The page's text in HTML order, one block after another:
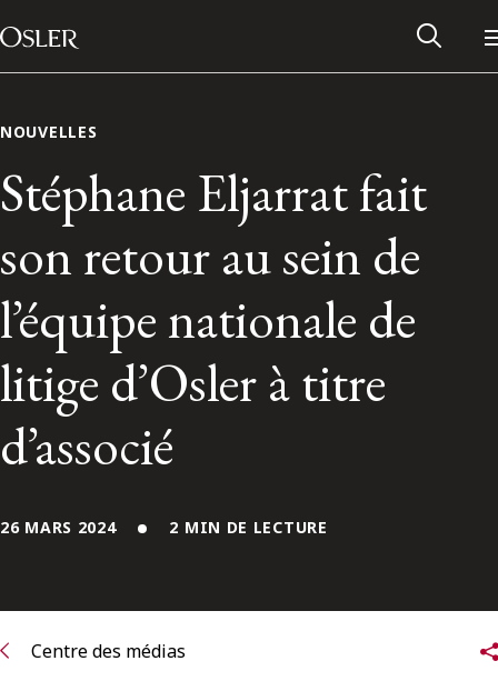
Passer au contenu
Main Navigation
Réseau des anciens d’Osler
Contactez-nous
S’abonner
NOUVELLES
Stéphane Eljarrat fait
son retour au sein de
l’équipe nationale de
litige d’Osler à titre
d’associé
26 MARS 2024 2 MIN DE LECTURE
Centre des médias